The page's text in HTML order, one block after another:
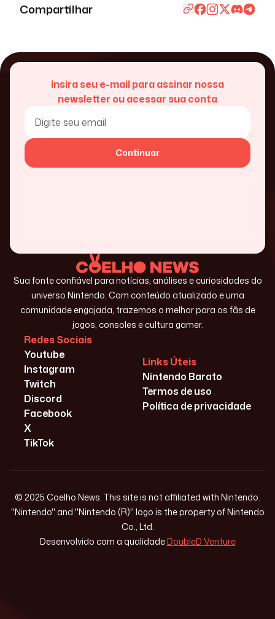
Compartilhar
Insira seu e-mail para assinar nossa
newsletter ou acessar sua conta
Continuar
Sua fonte confiável para notícias, análises e curiosidades do
universo Nintendo. Com conteúdo atualizado e uma
comunidade engajada, trazemos o melhor para os fãs de
jogos, consoles e cultura gamer.
Redes Sociais
Youtube
Instagram
Twitch
Discord
Facebook
X
TikTok
Links Úteis
Nintendo Barato
Termos de uso
Política de privacidade
© 2025 Coelho News. This site is not affiliated with Nintendo.
"Nintendo" and "Nintendo (R)" logo is the property of Nintendo
Co., Ltd.
Desenvolvido com a qualidadeDoubleD Venture